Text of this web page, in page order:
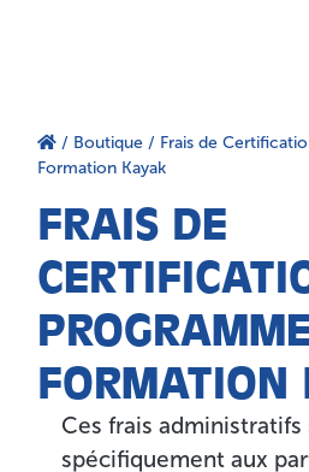
/ Boutique / Frais de
Formation Kayak
FRAIS DE
FORMATION
Ces frais administratifs
spécifiquement aux